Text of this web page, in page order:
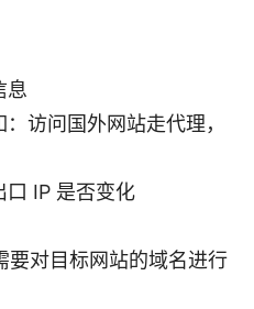
息
访问国外网站走代理，
口 IP 是否变化
要对目标网站的域名进行